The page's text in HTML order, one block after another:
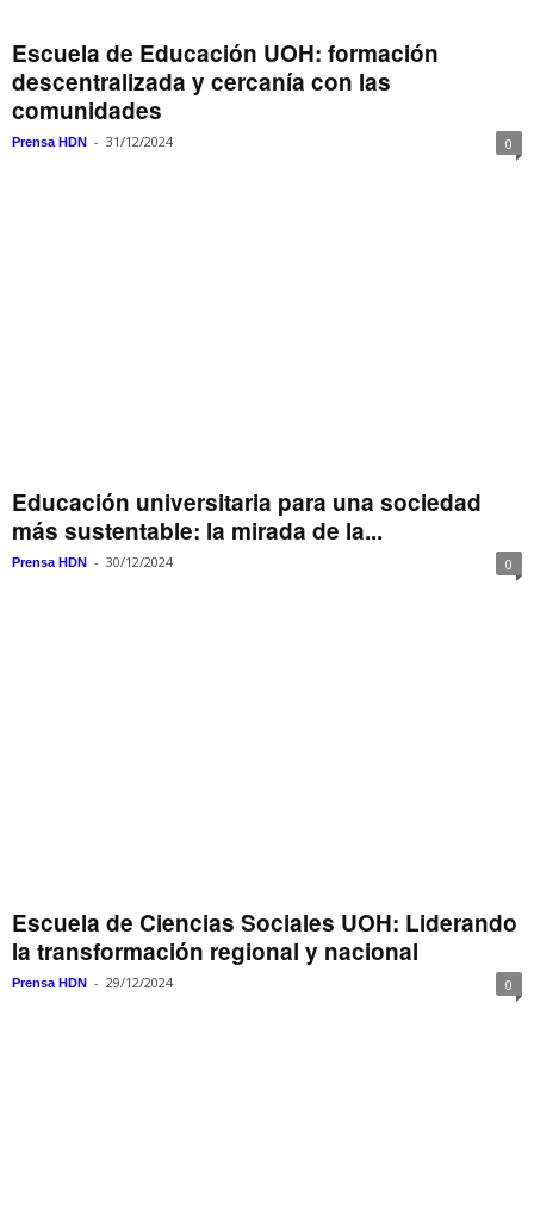
Escuela de Educación UOH: formación
descentralizada y cercanía con las
comunidades
Prensa HDN - 31/12/2024 0
Educación universitaria para una sociedad
más sustentable: la mirada de la...
Prensa HDN - 30/12/2024 0
Escuela de Ciencias Sociales UOH: Liderando
la transformación regional y nacional
Prensa HDN - 29/12/2024 0